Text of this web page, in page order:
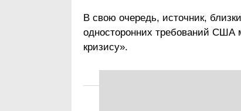
В свою очередь, источник,
односторонних требований США
кризису».